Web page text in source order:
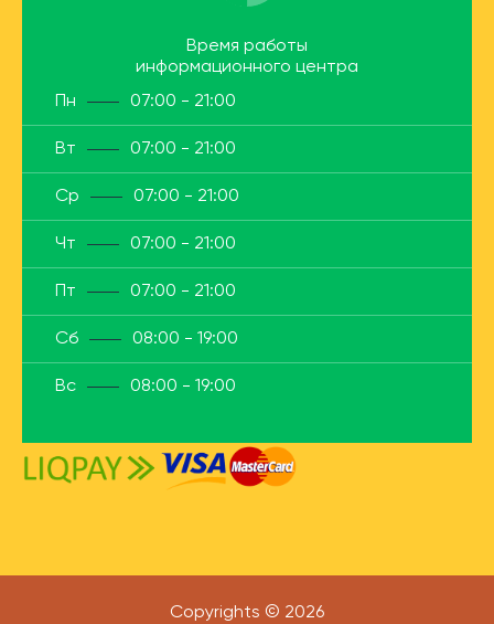
Время работы
информационного центра
Пн
07:00 - 21:00
Вт 07:00 - 21:00
Ср 07:00 - 21:00
Чт 07:00 - 21:00
Пт 07:00 - 21:00
Сб 08:00 - 19:00
Вс 08:00 - 19:00
Copyrights © 2026